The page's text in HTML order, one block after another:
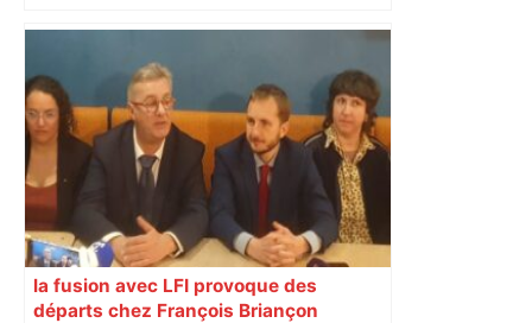
la fusion avec LFI provoque des
départs chez François Briançon